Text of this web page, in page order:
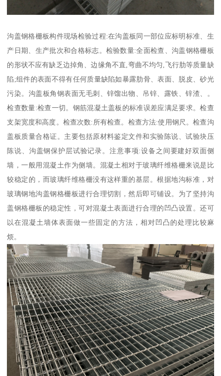
沟盖钢格栅板构件现场检验过程:在沟盖板同一部位应标明标准、生
产日期、生产批次和合格标志。检验数量:全面检查、沟盖钢格栅板
的形状不应有缺乏边掉角、边缘角不直,弯曲不均匀,飞行肋等质量缺
陷;组件的表面不得有任何质量缺陷如暴露肋骨、表面、脱皮、砂光
污染。沟盖板角钢表面无毛刺、锌馏出物、吊锌、露铁、锌渣、。
检查数量:检查一切。钢筋混凝土盖板的标准误差应满足要求。检查
支架宽度和高度。检查次数:所有检查。检查方法:使用钢尺。检查沟
盖板质量合格证。主要包括原材料鉴定文件和实验陈说、试验块压
陈说、沟盖钢保护层试验记录。注意事项:设备之间要建好双面侧
墙，一般用混凝土作为侧墙。混凝土相对于玻璃纤维格栅来说是比
较稳定的，而玻璃纤维格栅没有这样重的基层。根据地沟标准，对
玻璃钢地沟盖钢格栅板进行合理切割，然后即可铺设。为了坚持沟
盖钢格栅板的稳定性，可对混凝土表面进行合理的凹凸设置。还可
以在混凝土墙体表面做一些固定的方法，相对凹凸的处理比较麻
烦。